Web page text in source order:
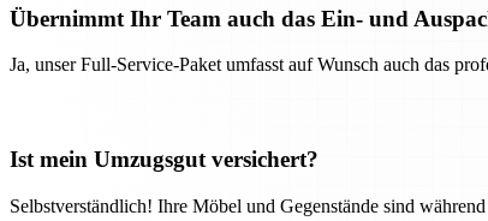
Übernimmt Ihr Team auch das Ein- und
Ja, unser Full-Service-Paket umfasst auf Wunsch auch das
Ist mein Umzugsgut versichert?
Selbstverständlich! Ihre Möbel und Gegenstände sind